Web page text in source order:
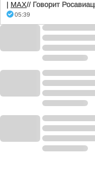
| MАХ// Говорит
05:39